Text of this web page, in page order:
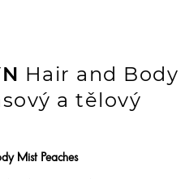
Hair and Body
a tělový
Mist Peaches